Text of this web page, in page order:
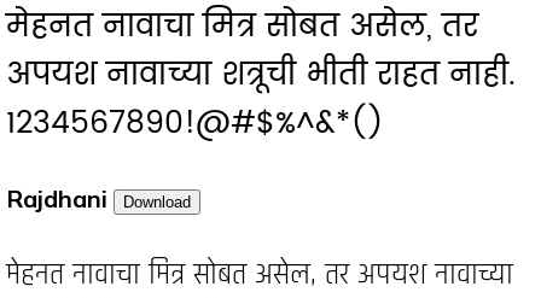
मेहनत नावाचा मित्र सोबत असेल, तर
अपयश नावाच्या शत्रूची भीती राहत नाही.
1234567890!@#$%^&*()
Rajdhani Download
मेहनत नावाचा मित्र सोबत असेल, तर अपयश नावाच्या